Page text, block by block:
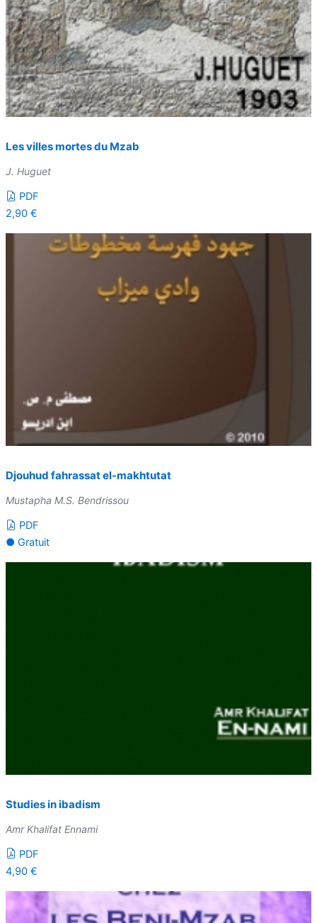
Les villes mortes du Mzab
J. Huguet
PDF
2,90 €
Djouhud fahrassat el-makhtutat
Mustapha M.S. Bendrissou
PDF
● Gratuit
Studies in ibadism
Amr Khalifat Ennami
PDF
4,90 €